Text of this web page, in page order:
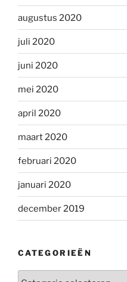
augustus 2020
juli 2020
juni 2020
mei 2020
april 2020
maart 2020
februari 2020
januari 2020
december 2019
CATEGORIEËN
Categorieën